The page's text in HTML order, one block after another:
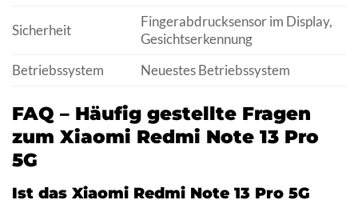
Sicherheit
Fingerabdrucksensor im Display,
Gesichtserkennung
Betriebssystem
Neuestes Betriebssystem
FAQ – Häufig gestellte Fragen
zum Xiaomi Redmi Note 13 Pro
5G
Ist das Xiaomi Redmi Note 13 Pro 5G